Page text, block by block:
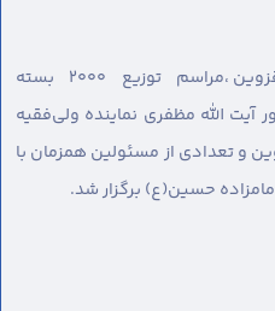
،
مراسم توزیع ۲۰۰۰ بسته
حضور آیت الله مظفری نماینده ولی‌فقیه
و تعدادی از مسئولین همزمان با
حسین(ع) برگزار شد.